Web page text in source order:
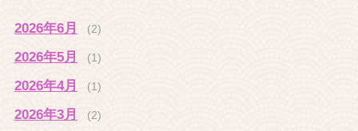
2026年6月 (2)
2026年5月 (1)
2026年4月 (1)
2026年3月 (2)